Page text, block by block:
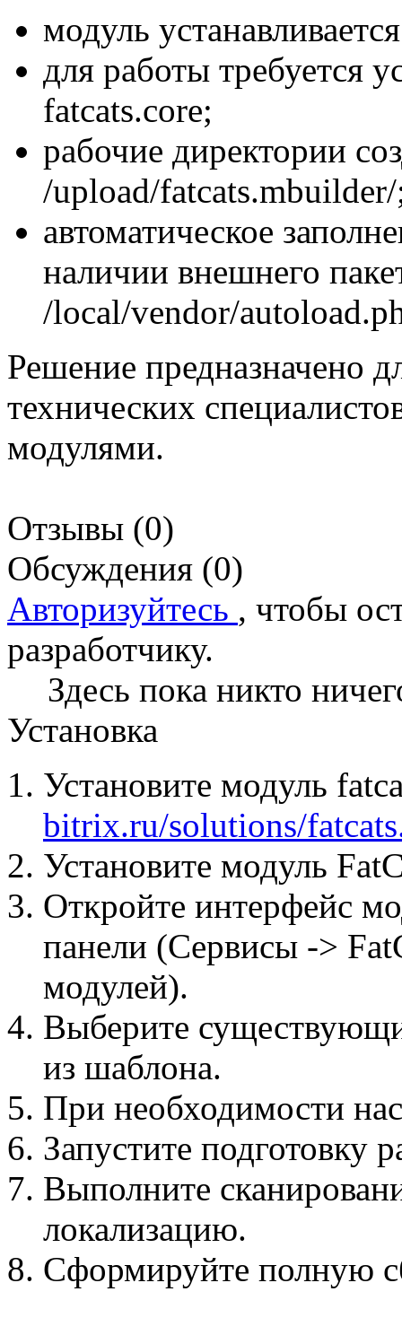
модуль
для работы требуется
fatcats.core;
рабочие директории
/upload/
автоматическое
наличии внешнего
/local/vendor/
Решение предназначено
технических
модулями.
Отзывы (0)
Обсуждения (0)
Авторизуйтесь , чтобы
разработчику.
Здесь пока никто
Установка
Установите модуль
bitrix.ru/solutions/
Установите модуль
Откройте интерфейс
панели (Сервисы ->
модулей).
Выберите
из шаблона.
При необходимости
Запустите подготовку
Выполните
локализацию.
Сформируйте полную